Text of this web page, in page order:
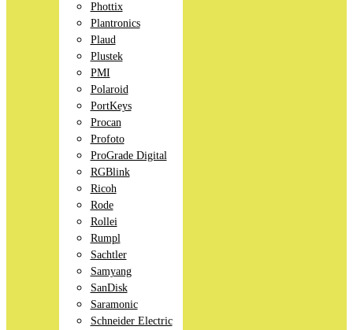
Phottix
Plantronics
Plaud
Plustek
PMI
Polaroid
PortKeys
Procan
Profoto
ProGrade Digital
RGBlink
Ricoh
Rode
Rollei
Rumpl
Sachtler
Samyang
SanDisk
Saramonic
Schneider Electric